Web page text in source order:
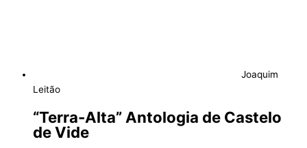
Joaquim
Leitão
“Terra-Alta” Antologia de Castelo
de Vide